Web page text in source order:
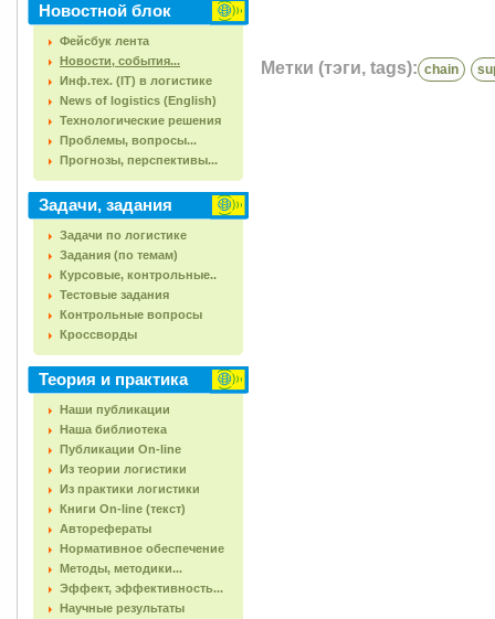
Новостной блок
Фейсбук лента
Новости, события...
Инф.тех. (IT) в логистике
News of logistics (English)
Технологические решения
Проблемы, вопросы...
Прогнозы, перспективы...
Задачи, задания
Задачи по логистике
Задания (по темам)
Курсовые, контрольные..
Тестовые задания
Контрольные вопросы
Кроссворды
Теория и практика
Наши публикации
Наша библиотека
Публикации On-line
Из теории логистики
Из практики логистики
Книги On-line (текст)
Авторефераты
Нормативное обеспечение
Методы, методики...
Эффект, эффективность...
Научные результаты
Метки (тэги, tags): chain